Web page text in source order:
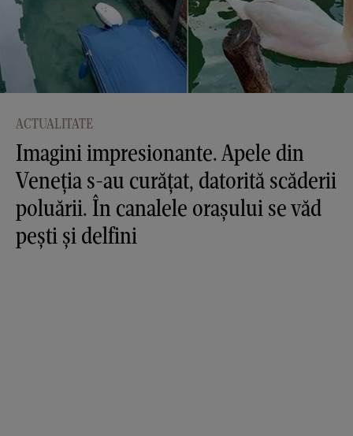
ACTUALITATE
Imagini impresionante. Apele din
Veneția s-au curățat, datorită scăderii
poluării. În canalele orașului se văd
pești și delfini